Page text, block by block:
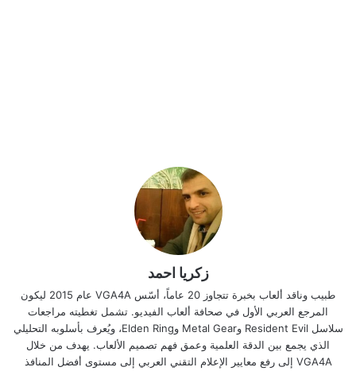
زكريا احمد
طبيب وناقد ألعاب بخبرة تتجاوز 20 عاماً، أسّس VGA4A عام 2015 ليكون
المرجع العربي الأول في صحافة ألعاب الفيديو. تشمل تغطيته مراجعات
سلاسل Resident Evil وMetal Gear وElden Ring، ويُعرف بأسلوبه التحليلي
الذي يجمع بين الدقة العلمية وعمق فهم تصميم الألعاب. يهدف من خلال
VGA4A إلى رفع معايير الإعلام التقني العربي إلى مستوى أفضل المنافذ